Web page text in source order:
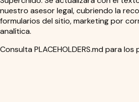
nuestro asesor legal, cubriendo la
formularios del sitio, marketing por
analítica.
Consulta PLACEHOLDERS.md para